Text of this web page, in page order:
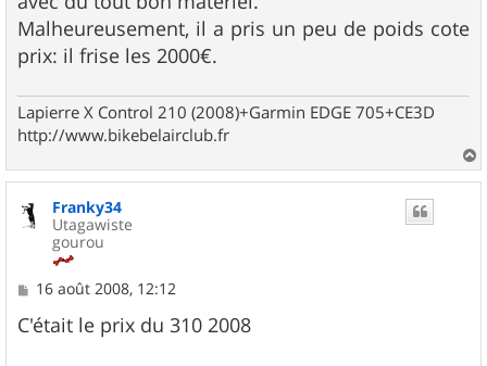
Malheureusement, il a pris un peu de poids cote
prix: il frise les 2000€.
Lapierre X Control 210 (2008)+Garmin EDGE 705+CE3D
http://www.bikebelairclub.fr
a
u
Franky34
Utagawiste
gourou
M
s
s
16 août 2008, 12:12
C'était le prix du 310 2008